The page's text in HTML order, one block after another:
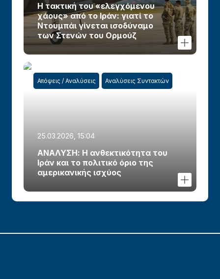
Η τακτική του «ελεγχόμενου
χάους» από το Ιράν: γιατί το
Ντουμπάι γίνεται ισοδύναμο
των Στενών του Ορμούζ
Απόψεις / Αναλύσεις Αναλύσεις Συντακτών
25.03.2026, 15:04
ΑΝΑΛΥΣΗ: Η ανθεκτικότητα του
Ιράν και το πολιτικό όριο της
αμερικανικής ισχύος